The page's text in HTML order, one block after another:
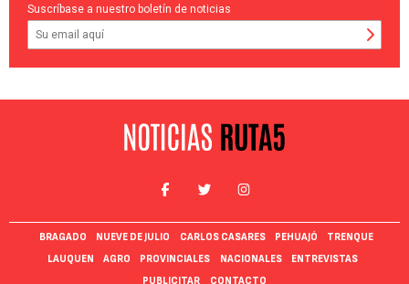
Suscríbase a nuestro boletín de noticias
BRAGADO NUEVE DE JULIO CARLOS CASARES PEHUAJÓ
TRENQUE
LAUQUEN
AGRO PROVINCIALES NACIONALES
ENTREVISTAS
PUBLICITAR
CONTACTO